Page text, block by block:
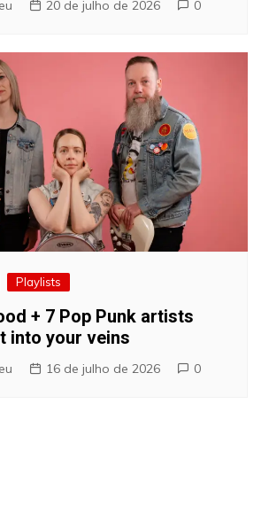
20 de julho de 2026 0
Playlists
+ 7 Pop Punk artists
into your veins
16 de julho de 2026 0